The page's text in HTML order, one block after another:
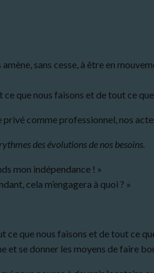
sans cesse, à être en
que nous faisons et de tout ce
comme professionnel, nos
des évolutions de nos besoins.
mon indépendance ! »
cela m’engagera à quoi ? »
ce que nous faisons et de tout ce
et se donner les moyens de faire